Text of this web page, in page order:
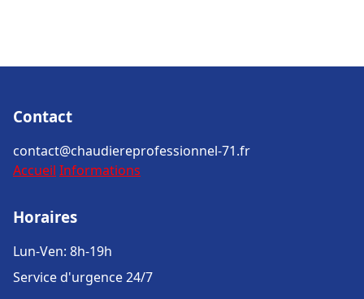
Contact
contact@chaudiereprofessionnel-71.fr
Accueil Informations
Horaires
Lun-Ven: 8h-19h
Service d'urgence 24/7